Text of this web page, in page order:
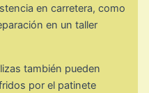
en carretera, como
en un taller
también pueden
por el patinete